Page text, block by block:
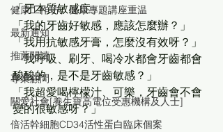
健康工作坊、健康專題講座重温
最新通知
推薦閱讀
專業顧問
關愛社會[養生寶高電位受惠機構及人士]
倍活幹細胞CD34活性蛋白臨床個案
「牙本質敏感症」
「我的牙齒好敏感，應該怎麼辦？」
「我用抗敏感牙膏，怎麼沒有效呀？」
「我呼吸、刷牙、喝冷水都會牙齒都會
酸酸的，是不是牙齒敏感？」
「我超愛喝檸檬汁、可樂，牙齒會不會
變的很敏感呀？」